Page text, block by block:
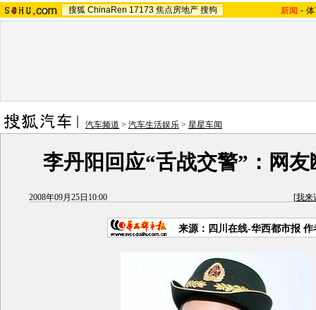
搜狐 ChinaRen 17173 焦点房地产 搜狗 新闻 -
汽车频道 > 汽车生活娱乐 > 星星车闻
李丹阳回应“舌战交警”：网友
2008年09月25日10:00 [我来
来源：四川在线-华西都市报 作